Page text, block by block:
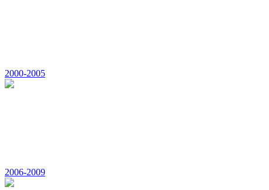
2000-2005
2006-2009